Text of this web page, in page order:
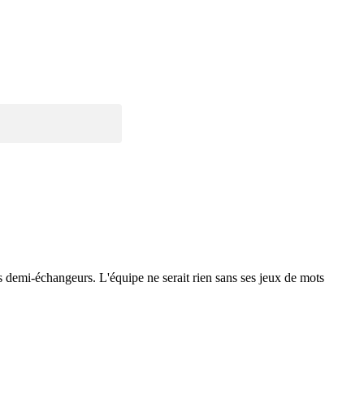
échangeurs. L'équipe ne serait rien sans ses jeux de mots